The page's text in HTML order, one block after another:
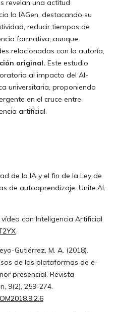
revelan una actitud
la IAGen, destacando su
reducir tiempos de
formativa, aunque
relacionadas con la autoría,
original. Este estudio
al impacto del AI-
universitaria, proponiendo
en el cruce entre
artificial.
de la IA y el fin de la Ley de
de autoaprendizaje. Unite.AI.
con Inteligencia Artificial
Gutiérrez, M. A. (2018).
de las plataformas de e-
presencial. Revista
9(2), 259-274.